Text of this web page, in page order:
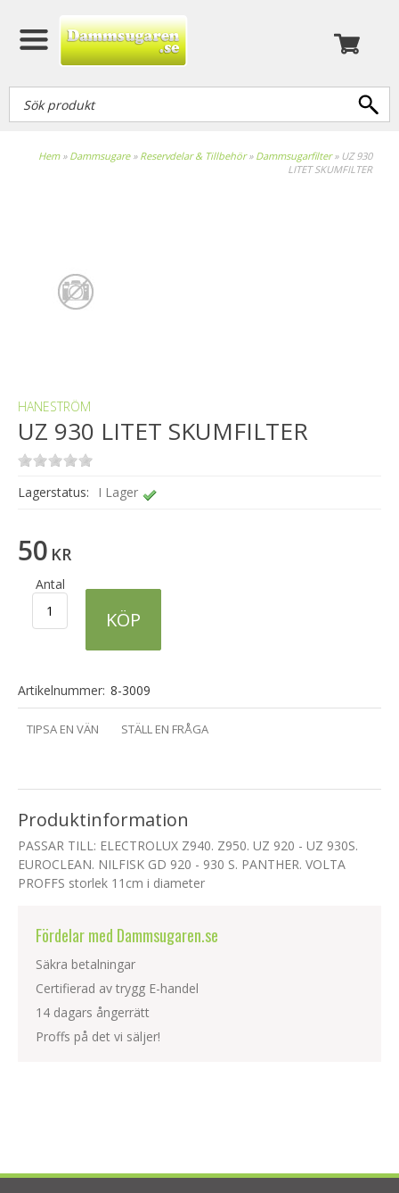
Hem» Dammsugare» Reservdelar & Tillbehör» Dammsugarfilter» UZ 930
LITET SKUMFILTER
HANESTRÖM
UZ 930 LITET SKUMFILTER
Lagerstatus: I Lager
50 KR
Antal
KÖP
Artikelnummer: 8-3009
TIPSA EN VÄN STÄLL EN FRÅGA
Produktinformation
PASSAR TILL: ELECTROLUX Z940. Z950. UZ 920 - UZ 930S.
EUROCLEAN. NILFISK GD 920 - 930 S. PANTHER. VOLTA
PROFFS storlek 11cm i diameter
Fördelar med Dammsugaren.se
Säkra betalningar
Certifierad av trygg E-handel
14 dagars ångerrätt
Proffs på det vi säljer!